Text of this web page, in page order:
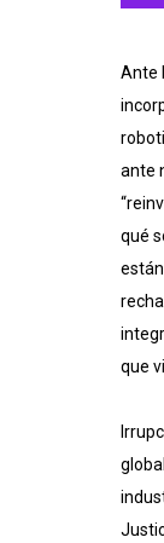
riesgos).
debe
Ante
ante
qué
que